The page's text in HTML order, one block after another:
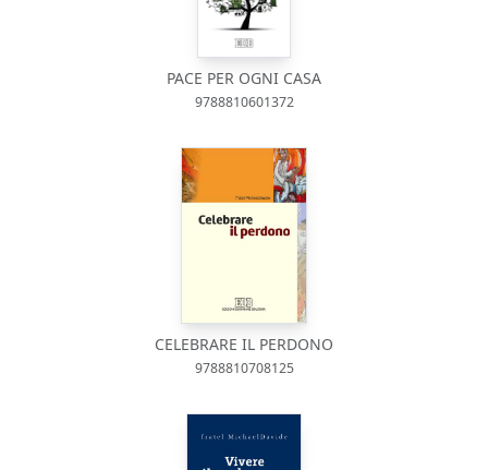
PACE PER OGNI CASA
9788810601372
CELEBRARE IL PERDONO
9788810708125